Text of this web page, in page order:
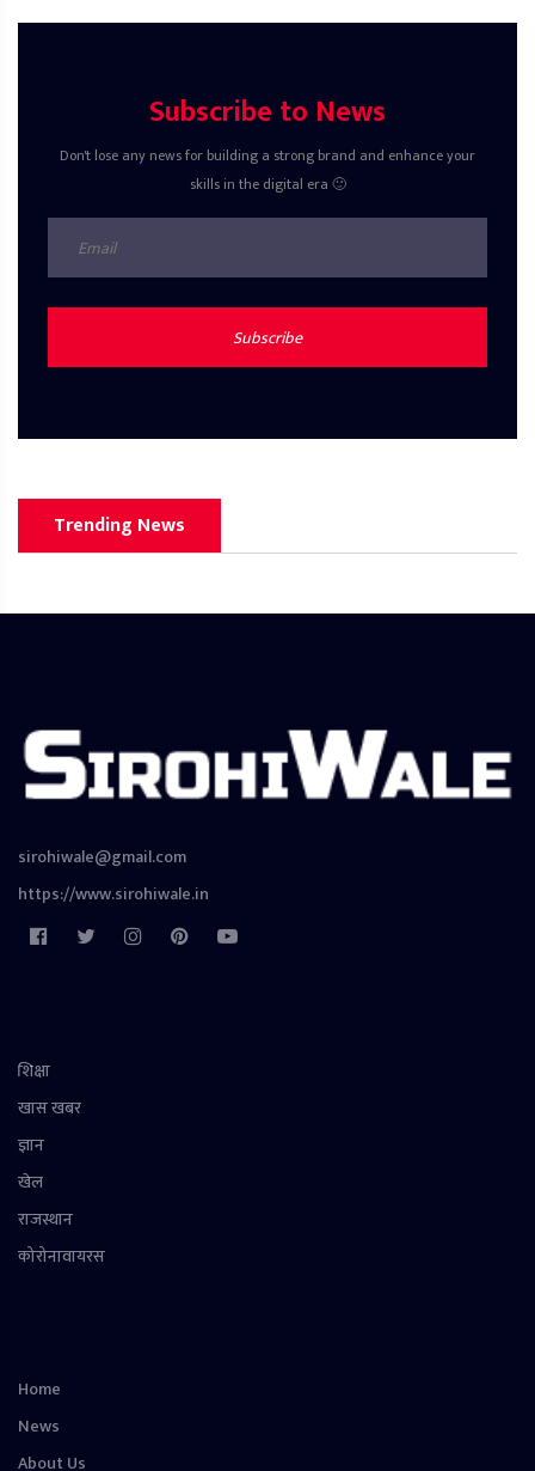
Subscribe to News
Don't lose any news for building a strong brand and enhance your
skills in the digital era 🙂
Subscribe
Trending News
sirohiwale@gmail.com
https://www.sirohiwale.in
शिक्षा
खास खबर
ज्ञान
खेल
राजस्थान
कोरोनावायरस
Home
News
About Us